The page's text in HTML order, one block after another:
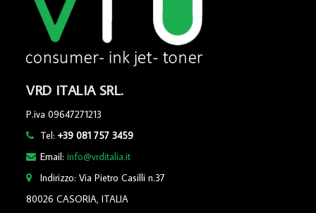
VRD ITALIA SRL.
P.iva 09647271213
Tel:+39 081 757 3459
Email:info@vrditalia.it
Indirizzo: Via Pietro Casilli n.37
80026 CASORIA, ITALIA